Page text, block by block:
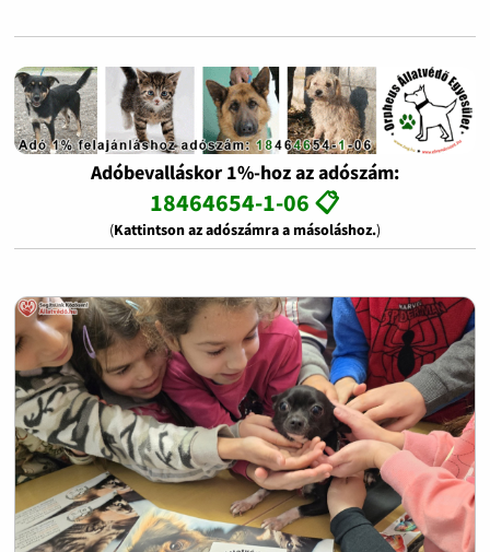
Adóbevalláskor 1%-hoz az adószám:
18464654-1-06 📋
(Kattintson az adószámra a másoláshoz.)